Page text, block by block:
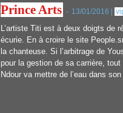
Prince Arts - 13/01/2016 |
L’artiste Titi est à deux doigts de
écurie. En à croire le site
la chanteuse. Si l’arbitrage de
pour la gestion de sa carrière,
Ndour va mettre de l’eau dans